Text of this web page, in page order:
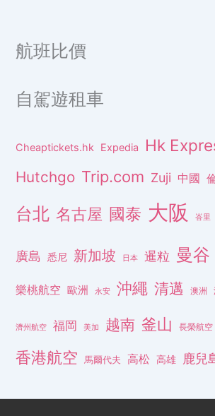
航班比價
自駕遊租車
Cheaptickets.hk Expedia Hk
Hutchgo Trip.com Zuji 中國
台北 名古屋 國泰 大阪 峇里
廣島 悉尼 新加坡 日本 暹粒 曼谷
樂桃航空 歐洲 永安 沖繩 清邁 澳洲
濟州航空 福岡 美加 越南 釜山 長榮航空
香港航空 馬爾代夫 高松 高雄 鹿兒